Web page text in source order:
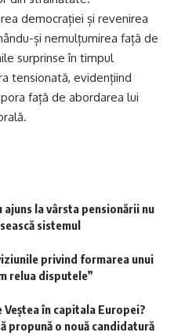
democrației și revenirea
și nemulțumirea față de
surprinse în timpul
tensionată, evidențiind
față de abordarea lui
ajuns la vârsta pensionării nu
sistemul
privind formarea unui
relua disputele”
Veștea în capitala Europei?
propună o nouă candidatură